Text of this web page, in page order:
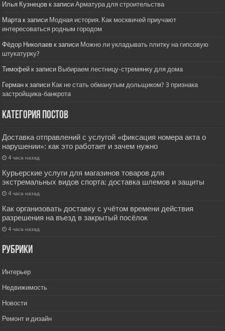
Илья Кузнецов к записиАрматура для строительства
Мартак записи Модная история. Как москвичей приучают
интересоваться родным городом
Фёдор Николаев к записи Можно ли укладывать плитку на гипсовую
штукатурку?
Тимофей к записи Выбираем лестницу-стремянку для дома
Герман к записи Как не стать обманутым дольщиком? 3 признака
застройщика-банкрота
Категория постов
Доставка отправлений с услугой «фиксация номера акта о
нарушении»: как это работает и зачем нужно
4 часа назад
Курьерские услуги для магазинов товаров для
экстремальных видов спорта: доставка шлемов и защиты
4 часа назад
Как организовать доставку с учётом времени действия
разрешения на въезд в закрытый посёлок
4 часа назад
РУбрики
Интерьер
Недвижимость
Новости
Ремонт и дизайн